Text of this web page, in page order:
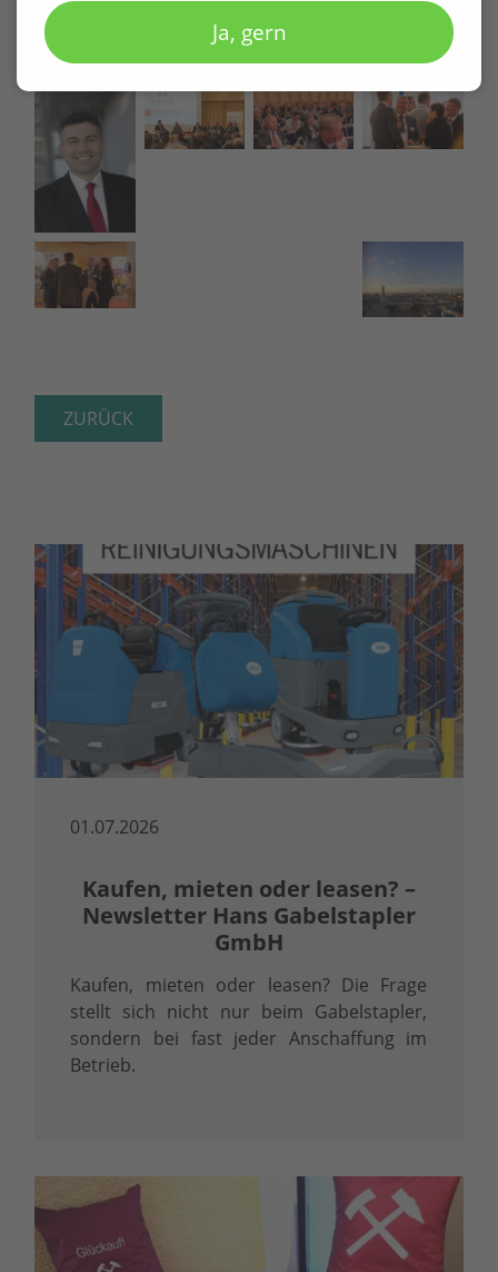
ZURÜCK
01.07.2026
Kaufen, mieten oder leasen? –
Newsletter Hans Gabelstapler
GmbH
Kaufen, mieten oder leasen? Die Frage
stellt sich nicht nur beim Gabelstapler,
sondern bei fast jeder Anschaffung im
Betrieb.
Ja, gern